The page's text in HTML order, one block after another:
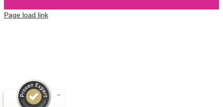
Page load link
4,66
/
5,00